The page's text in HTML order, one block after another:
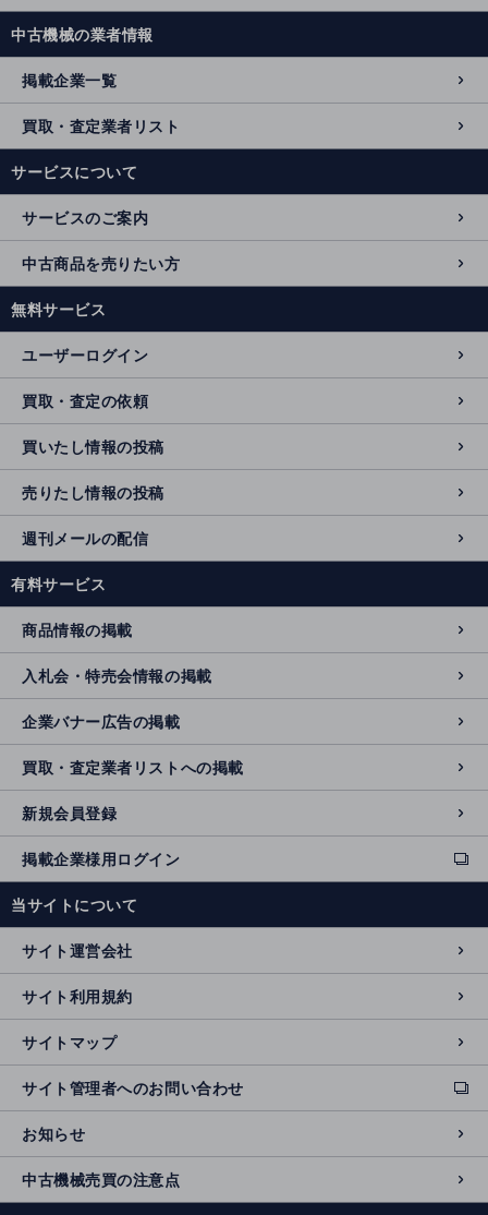
中古機械の業者情報
掲載企業一覧
買取・査定業者リスト
サービスについて
サービスのご案内
中古商品を売りたい方
無料サービス
ユーザーログイン
買取・査定の依頼
買いたし情報の投稿
売りたし情報の投稿
週刊メールの配信
有料サービス
商品情報の掲載
入札会・特売会情報の掲載
企業バナー広告の掲載
買取・査定業者リストへの掲載
新規会員登録
掲載企業様用ログイン
ext
e
n
al
si
t
e
当サイトについて
サイト運営会社
サイト利用規約
サイトマップ
サイト管理者へのお問い合わせ
ext
e
r
n
al
si
お知らせ
中古機械売買の注意点